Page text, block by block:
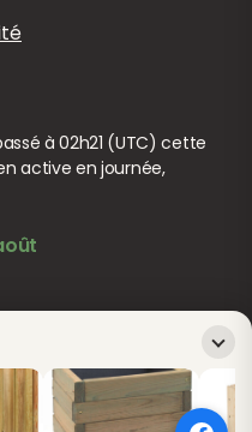
à 02h21 (UTC) cette
active en journée,